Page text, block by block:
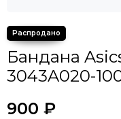
Бандана
3043A020-
900 ₽